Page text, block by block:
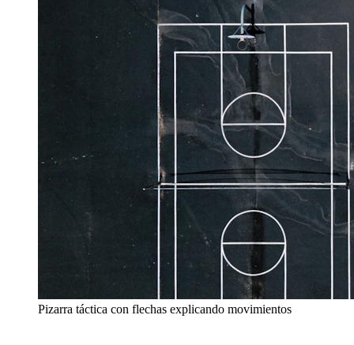
Pizarra táctica con flechas explicando movimientos